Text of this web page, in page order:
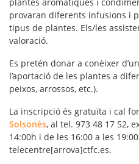
provaran diferents infusions i
tipus de plantes. Els/les
valoració.
Es pretén donar a conèixer
l’aportació de les plantes a
peixos, arrossos, etc.).
La inscripció és gratuïta i cal
Solsonès, al tel. 973 48 17 52,
14:00h i de les 16:00 a les
telecentre[arrova]ctfc.es.